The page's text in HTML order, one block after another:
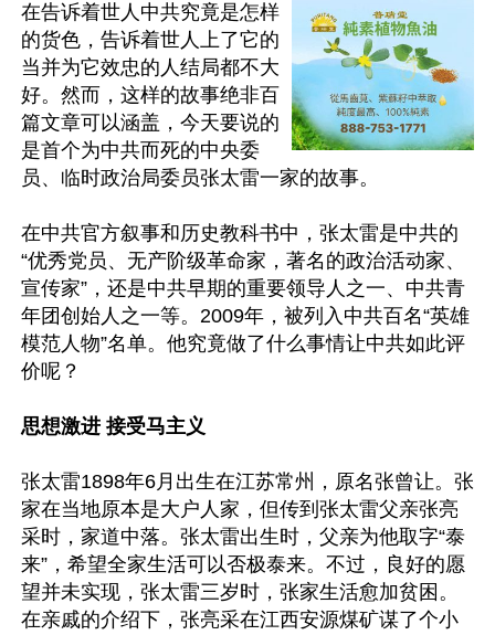
在告诉着世人中共究竟是怎样
的货色，告诉着世人上了它的
当并为它效忠的人结局都不大
好。然而，这样的故事绝非百
篇文章可以涵盖，今天要说的
是首个为中共而死的中央委
员、临时政治局委员张太雷一家的故事。
在中共官方叙事和历史教科书中，张太雷是中共的
“优秀党员、无产阶级革命家，著名的政治活动家、
宣传家”，还是中共早期的重要领导人之一、中共青
年团创始人之一等。2009年，被列入中共百名“英雄
模范人物”名单。他究竟做了什么事情让中共如此评
价呢？
思想激进 接受马主义
张太雷1898年6月出生在江苏常州，原名张曾让。张
家在当地原本是大户人家，但传到张太雷父亲张亮
采时，家道中落。张太雷出生时，父亲为他取字“泰
来”，希望全家生活可以否极泰来。不过，良好的愿
望并未实现，张太雷三岁时，张家生活愈加贫困。
在亲戚的介绍下，张亮采在江西安源煤矿谋了个小